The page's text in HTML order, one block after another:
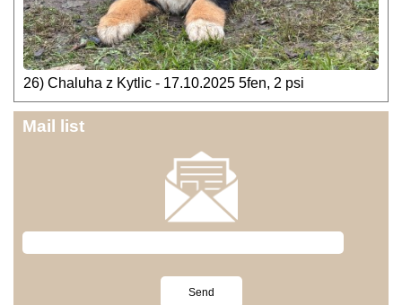
26) Chaluha z Kytlic - 17.10.2025 5fen, 2 psi
Mail list